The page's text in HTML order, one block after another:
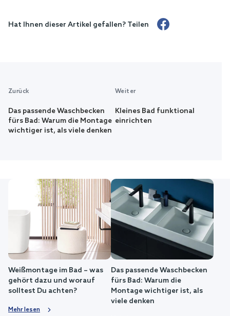
Hat Ihnen dieser Artikel gefallen? Teilen
Zurück
Das passende Waschbecken
fürs Bad: Warum die Montage
wichtiger ist, als viele denken
Weiter
Kleines Bad funktional
einrichten
Weißmontage im Bad – was
gehört dazu und worauf
solltest Du achten?
Mehr lesen
Das passende Waschbecken
fürs Bad: Warum die
Montage wichtiger ist, als
viele denken